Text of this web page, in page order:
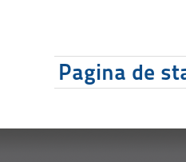
Pagina de